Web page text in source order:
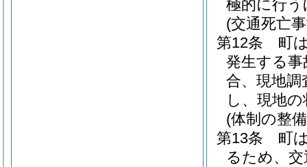
極的に行
(交通死亡
第12条
町
発生する事
合、現地調
し、現地
(体制の整
第13条
町
るため、